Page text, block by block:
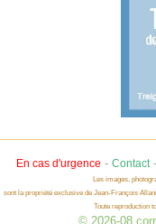
En cas d'urgence - Contact-
Les images,
sont la propriété exclusive de Jean-François
Toute reproduction
© 2026-08